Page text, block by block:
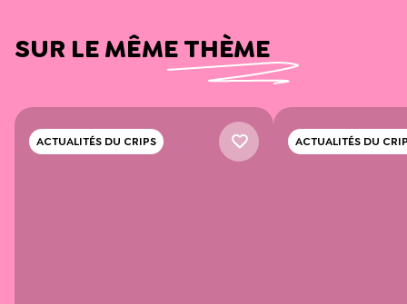
SUR LE MÊME THÈME
ACTUALITÉS DU CRIPS ACTUALITÉS DU